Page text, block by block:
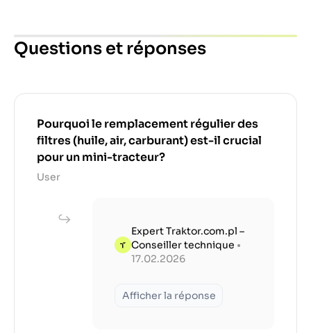
Questions et réponses
Pourquoi le remplacement régulier des
filtres (huile, air, carburant) est-il crucial
pour un mini-tracteur?
User
Expert Traktor.com.pl –
Conseiller technique •
17.02.2026
Afficher la réponse